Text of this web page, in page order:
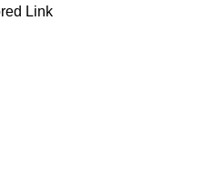
Link